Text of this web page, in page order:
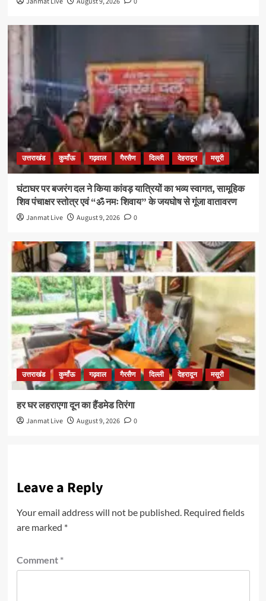
उत्तराखंड कुमाँऊ गढ़वाल गैरसैण दिल्ली देहरादून मसूरी
घंटाघर पर बजरंग दल ने किया कांवड़ यात्रियों का भव्य स्वागत, सामूहिक
शिव पंचाक्षर स्तोत्र एवं “ॐ नमः शिवाय” के जयघोष से गूंजा वातावरण
Janmat Live August 9, 2026 0
उत्तराखंड कुमाँऊ गढ़वाल गैरसैण दिल्ली देहरादून मसूरी
हर घर लहराएगा दून का हैंडमेड तिरंगा
Janmat Live August 9, 2026 0
Leave a Reply
Your email address will not be published. Required fields
are marked *
Comment *